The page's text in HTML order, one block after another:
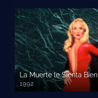
La Muerte le Sienta Bien
1992
720p HD